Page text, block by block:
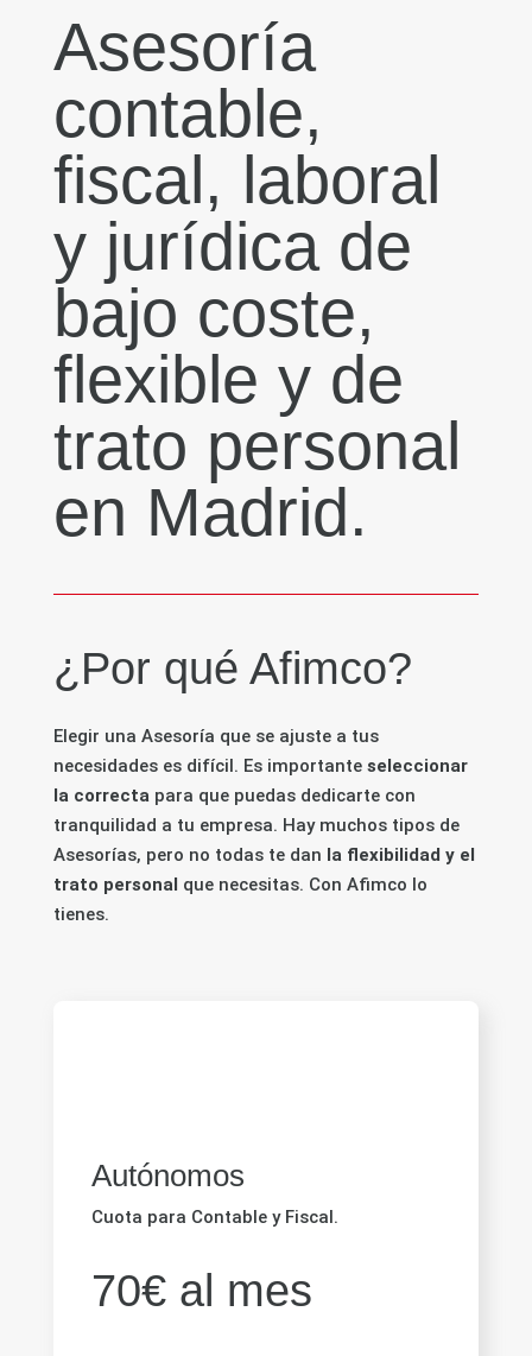
Asesoría
contable,
fiscal, laboral
y jurídica de
bajo coste,
flexible y de
trato personal
en Madrid.
¿Por qué Afimco?
Elegir una Asesoría que se ajuste a tus
necesidades es difícil. Es importante seleccionar
la correcta para que puedas dedicarte con
tranquilidad a tu empresa. Hay muchos tipos de
Asesorías, pero no todas te dan la flexibilidad y el
trato personal que necesitas. Con Afimco lo
tienes.
Autónomos
Cuota para Contable y Fiscal.
70€ al mes